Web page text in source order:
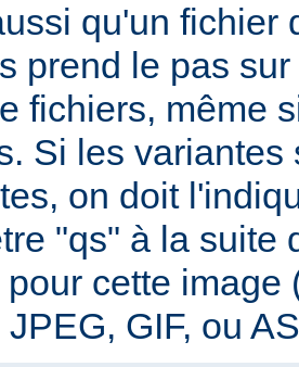
qu'un fichier
prend le pas
fichiers, même
Si les variantes
on doit
"qs" à la suite
cette image
GIF, ou